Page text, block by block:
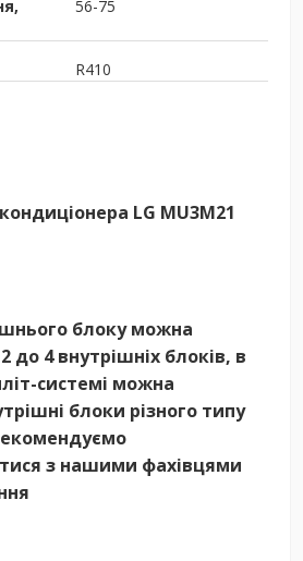
56-75
R410
LG MU3M21
блоку можна
до 4 внутрішніх блоків, в
системі можна
блоки різного типу
з нашими фахівцями